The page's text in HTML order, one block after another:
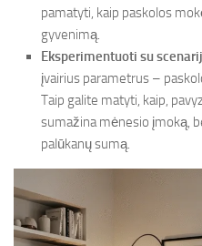
pamatyti, kaip paskolos
gyvenimą.
Eksperimentuoti su
įvairius parametrus –
Taip galite matyti, kaip,
sumažina mėnesio įmoką,
palūkanų sumą.